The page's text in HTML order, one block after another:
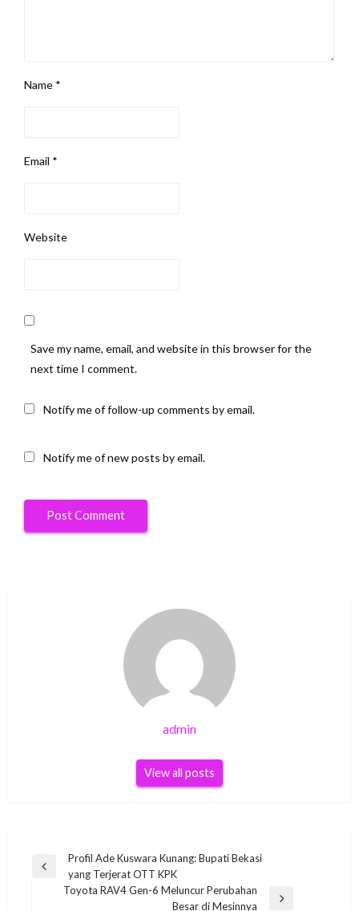
Name *
Email *
Website
Save my name, email, and website in this browser for the
next time I comment.
Notify me of follow-up comments by email.
Notify me of new posts by email.
admin
View all posts
Post
navigation
Previous
Profil Ade Kuswara Kunang: Bupati Bekasi
yang Terjerat OTT KPK
Toyota RAV4 Gen-6 Meluncur Perubahan
Besar di Mesinnya